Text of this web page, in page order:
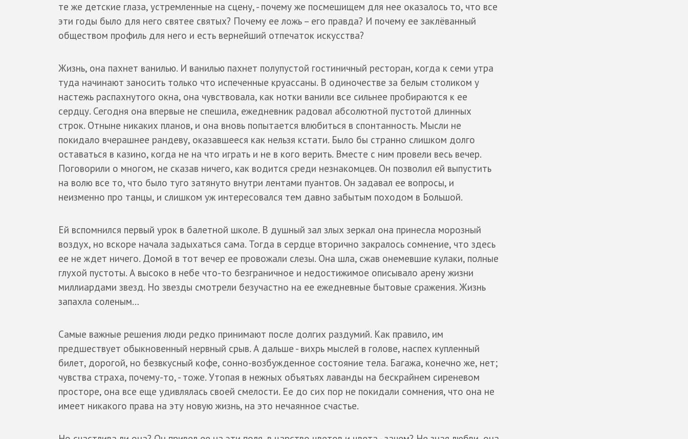
те же детские глаза, устремленные на сцену, - почему же посмешищем для нее оказалось то, что все
эти годы было для него святее святых? Почему ее ложь – его правда? И почему ее заклёванный
обществом профиль для него и есть вернейший отпечаток искусства?
Жизнь, она пахнет ванилью. И ванилью пахнет полупустой гостиничный ресторан, когда к семи утра
туда начинают заносить только что испеченные круассаны. В одиночестве за белым столиком у
настежь распахнутого окна, она чувствовала, как нотки ванили все сильнее пробираются к ее
сердцу. Сегодня она впервые не спешила, ежедневник радовал абсолютной пустотой длинных
строк. Отныне никаких планов, и она вновь попытается влюбиться в спонтанность. Мысли не
покидало вчерашнее рандеву, оказавшееся как нельзя кстати. Было бы странно слишком долго
оставаться в казино, когда не на что играть и не в кого верить. Вместе с ним провели весь вечер.
Поговорили о многом, не сказав ничего, как водится среди незнакомцев. Он позволил ей выпустить
на волю все то, что было туго затянуто внутри лентами пуантов. Он задавал ее вопросы, и
неизменно про танцы, и слишком уж интересовался тем давно забытым походом в Большой.
Ей вспомнился первый урок в балетной школе. В душный зал злых зеркал она принесла морозный
воздух, но вскоре начала задыхаться сама. Тогда в сердце вторично закралось сомнение, что здесь
ее не ждет ничего. Домой в тот вечер ее провожали слезы. Она шла, сжав онемевшие кулаки, полные
глухой пустоты. А высоко в небе что-то безграничное и недостижимое описывало арену жизни
миллиардами звезд. Но звезды смотрели безучастно на ее ежедневные бытовые сражения. Жизнь
запахла соленым…
Самые важные решения люди редко принимают после долгих раздумий. Как правило, им
предшествует обыкновенный нервный срыв. А дальше - вихрь мыслей в голове, наспех купленный
билет, дорогой, но безвкусный кофе, сонно-возбужденное состояние тела. Багажа, конечно же, нет;
чувства страха, почему-то, - тоже. Утопая в нежных объятьях лаванды на бескрайнем сиреневом
просторе, она все еще удивлялась своей смелости. Ее до сих пор не покидали сомнения, что она не
имеет никакого права на эту новую жизнь, на это нечаянное счастье.